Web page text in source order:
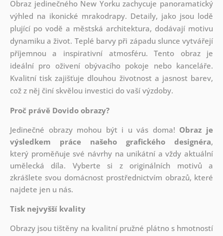
Obraz jedinečného New Yorku zachycuje panoramatický
výhled na ikonické mrakodrapy. Detaily, jako jsou lodě
plující po vodě a městská architektura, dodávají motivu
dynamiku a život. Teplé barvy při západu slunce vytvářejí
příjemnou a inspirativní atmosféru. Tento obraz je
ideální pro oživení obývacího pokoje nebo kanceláře.
Kvalitní tisk zajišťuje dlouhou životnost a jasnost barev,
což z něj činí skvělou investici do vaší výzdoby.
Proč právě Dovido obrazy?
Jedinečné obrazy mohou být i u vás doma! Obraz je
výsledkem práce našeho grafického designéra,
který proměňuje své návrhy na unikátní a vždy aktuální
umělecká díla. Vyberte si z originálních motivů a
zkrášlete svou domácnost prostřednictvím obrazů, které
najdete jen u nás.
Tisk nejvyšší kvality
Obrazy jsou tištěny na kvalitní pružné plátno s hmotností